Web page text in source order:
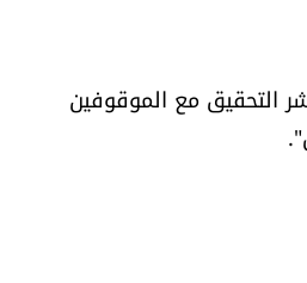
التحقيق مع الموقوفين